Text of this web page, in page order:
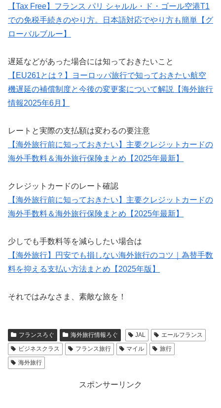
【Tax Free】フランス パリ シャルル・ド・ゴール空港T1
での免税手続きのやり方。日本語対応でやり方も簡単【グ
ローバルブルー】
遅延などがあった場合には知っておきたいこと
【EU261とは？】ヨーロッパ旅行で知っておきたい航空
機遅延の補償制度と今後の変更案について解説【海外旅行
情報2025年6月】
レートと実際の支払額は変わるの要注意
【海外旅行前に知っておきたい】主要クレジットカードの
海外手数料＆海外旅行保険まとめ【2025年最新】
クレジットカードのレート確認
【海外旅行前に知っておきたい】主要クレジットカードの
海外手数料＆海外旅行保険まとめ【2025年最新】
少しでも手数料等を減らしたい場合は
【海外旅行】円安でも損しない海外旅行のコツ｜為替手数
料を抑える支払い方法まとめ【2025年版】
それではみなさま、素敵な旅を！
フランスろぐ 海外旅行情報ろぐ JAL
エールフランス
ビジネスクラス
フランス旅行 マイル
旅行
海外旅行
スポンサーリンク